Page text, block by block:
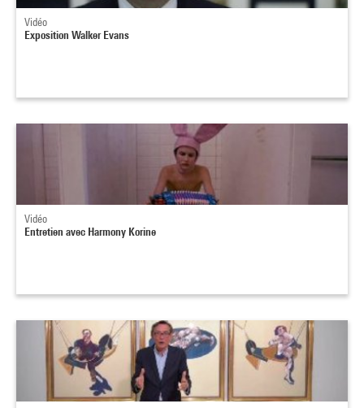
Vidéo
Exposition Walker Evans
Vidéo
Entretien avec Harmony Korine